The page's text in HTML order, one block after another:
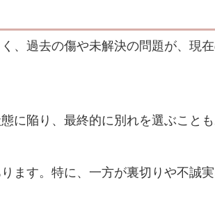
、過去の傷や未解決の問題が、現
に陥り、最終的に別れを選ぶことも
ます。特に、一方が裏切りや不誠